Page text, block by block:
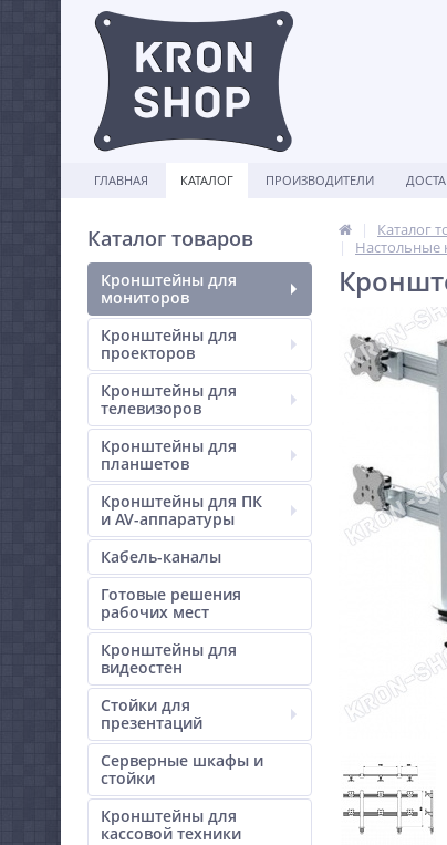
ГЛАВНАЯ КАТАЛОГ ПРОИЗВОДИТЕЛИ
Каталог товаров
Кронштейны для
мониторов
Кронштейны для
проекторов
Кронштейны для
телевизоров
Кронштейны для
планшетов
Кронштейны для ПК
и AV-аппаратуры
Кабель-каналы
Готовые решения
рабочих мест
Кронштейны для
видеостен
Стойки для
презентаций
Серверные шкафы и
стойки
Кронштейны для
кассовой техники
Каталог
Настольные